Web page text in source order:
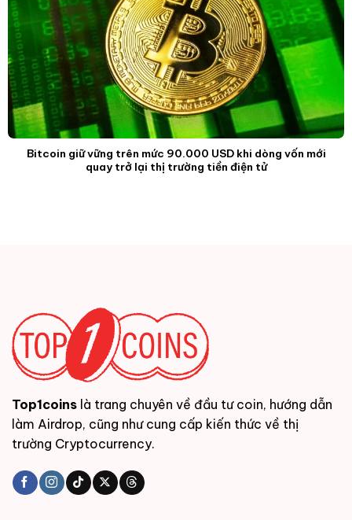
Bitcoin giữ vững trên mức 90.000 USD khi dòng vốn mới
quay trở lại thị trường tiền điện tử
Top1coins là trang chuyên về đầu tư coin, hướng dẫn
làm Airdrop, cũng như cung cấp kiến thức về thị
trường Cryptocurrency.